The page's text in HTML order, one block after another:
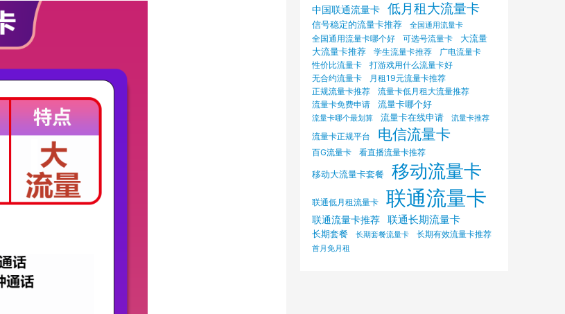
中国联通流量卡 低月租大流量卡
信号稳定的流量卡推荐 全国通用流量卡
全国通用流量卡哪个好 可选号流量卡
大流量
大流量卡推荐
学生流量卡推荐 广电流量卡
性价比流量卡
打游戏用什么流量卡好
无合约流量卡
月租19元流量卡推荐
正规流量卡推荐
流量卡低月租大流量推荐
流量卡免费申请 流量卡哪个好
流量卡哪个最划算 流量卡在线申请 流量卡推荐
流量卡正规平台 电信流量卡
百G流量卡 看直播流量卡推荐
移动大流量卡套餐 移动流量卡
联通低月租流量卡 联通流量卡
联通流量卡推荐 联通长期流量卡
长期套餐 长期套餐流量卡 长期有效流量卡推荐
首月免月租